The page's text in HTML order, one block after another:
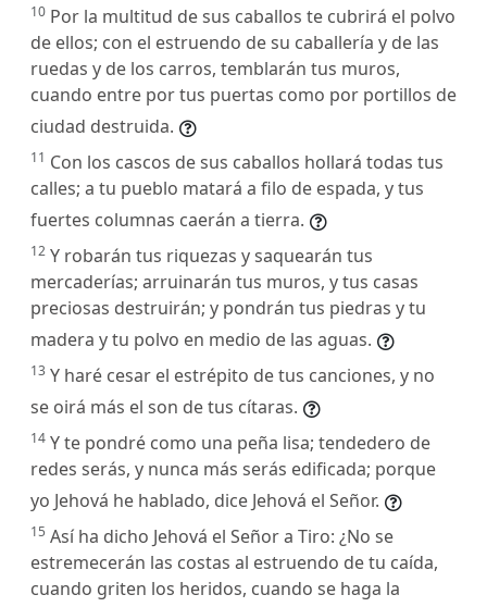
10 Por la multitud de sus caballos te cubrirá el polvo
de ellos; con el estruendo de su caballería y de las
ruedas y de los carros, temblarán tus muros,
cuando entre por tus puertas como por portillos de
ciudad destruida.
11 Con los cascos de sus caballos hollará todas tus
calles; a tu pueblo matará a filo de espada, y tus
fuertes columnas caerán a tierra.
12 Y robarán tus riquezas y saquearán tus
mercaderías; arruinarán tus muros, y tus casas
preciosas destruirán; y pondrán tus piedras y tu
madera y tu polvo en medio de las aguas.
13 Y haré cesar el estrépito de tus canciones, y no
se oirá más el son de tus cítaras.
14 Y te pondré como una peña lisa; tendedero de
redes serás, y nunca más serás edificada; porque
yo Jehová he hablado, dice Jehová el Señor.
15 Así ha dicho Jehová el Señor a Tiro: ¿No se
estremecerán las costas al estruendo de tu caída,
cuando griten los heridos, cuando se haga la